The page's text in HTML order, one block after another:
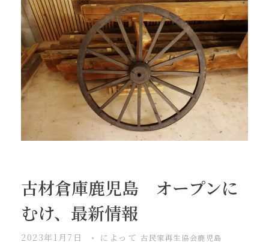
施工実績
新民家
住教育
空き家問題
お問合わせ
古材倉庫鹿児島 オープンに
むけ、最新情報
2023年1月7日 によって 古民家再生協会鹿児島